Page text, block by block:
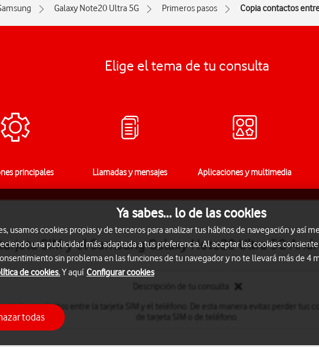
Galaxy Note20 Ultra 5G Primeros pasos Copia contactos
Elige el tema de tu consulta
principales Llamadas y mensajes Aplicaciones y multimedia
SIM y el Samsung Galaxy Note20 Ultra 5G
tus contactos entre la tarjeta SIM y el teléfono. De esta manera evitas perder tus
Ya sabes... lo de las cookies
usamos cookies propias y de terceros para analizar tus hábitos de navegación y así
una publicidad más adaptada a tus preferencia. Al aceptar las cookies
sin problema en las funciones de tu navegador y no te llevará más de 4
de cookies.Y aquí Configurar cookies
todas